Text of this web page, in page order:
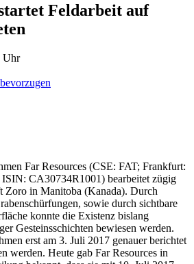
Feldarbeit auf
Uhr
Far Resources (CSE: FAT; Frankfurt:
CA30734R1001) bearbeitet zügig
Zoro in Manitoba (Kanada). Durch
sowie durch sichtbare
konnte die Existenz bislang
Gesteinsschichten bewiesen werden.
erst am 3. Juli 2017 genauer berichtet
werden. Heute gab Far Resources in